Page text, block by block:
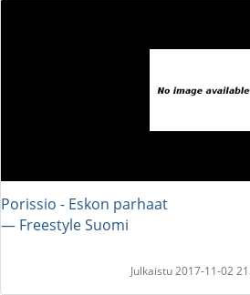
Porissio - Eskon parhaat
― Freestyle Suomi
Julkaistu 2017-11-02